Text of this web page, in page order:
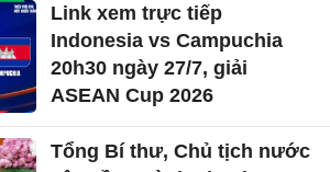
Link xem trực tiếp
Indonesia vs Campuchia
20h30 ngày 27/7, giải
ASEAN Cup 2026
Tổng Bí thư, Chủ tịch nước